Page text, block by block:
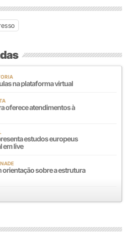
na plataforma virtual
oferece atendimentos à
estudos europeus
em live
orientação sobre a estrutura